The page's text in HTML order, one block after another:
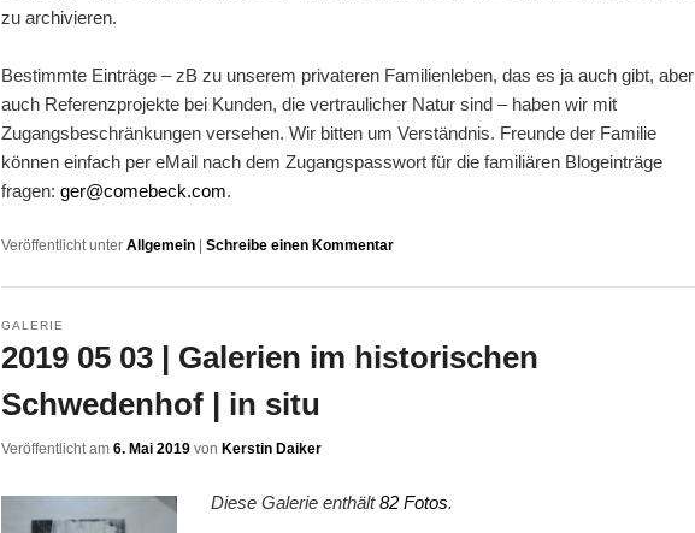
zu archivieren.
Bestimmte Einträge – zB zu unserem privateren Familienleben, das es ja auch gibt, aber
auch Referenzprojekte bei Kunden, die vertraulicher Natur sind – haben wir mit
Zugangsbeschränkungen versehen. Wir bitten um Verständnis. Freunde der Familie
können einfach per eMail nach dem Zugangspasswort für die familiären Blogeinträge
fragen: ger@comebeck.com.
Veröffentlicht unter Allgemein Schreibe einen Kommentar
2019 05 03 | Galerien im historischen
Schwedenhof | in situ
GALERIE
Veröffentlicht am 6. Mai 2019 von Kerstin Daiker
Diese Galerie enthält82 Fotos.